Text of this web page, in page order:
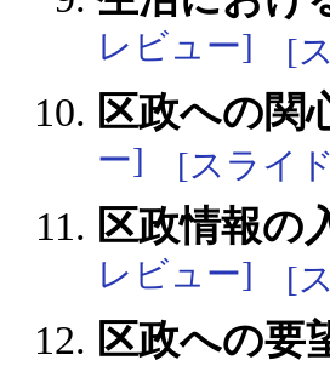
レビュー]
[
区政への関
ー] [スライ
区政情報の
レビュー]
[
区政への要